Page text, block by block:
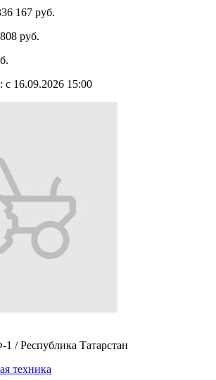
167 руб.
руб.
с 16.09.2026 15:00
1 / Республика Татарстан
техника